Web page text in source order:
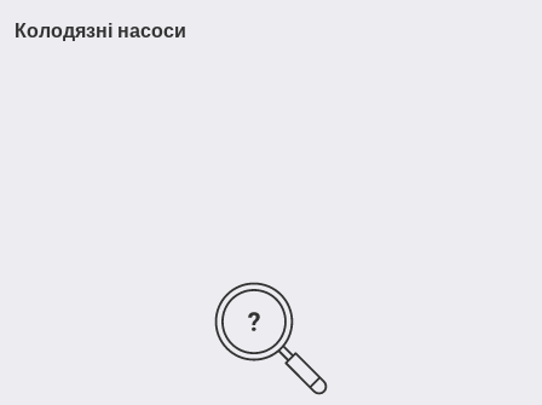
Колодязні насоси